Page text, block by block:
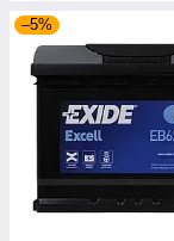
–5%